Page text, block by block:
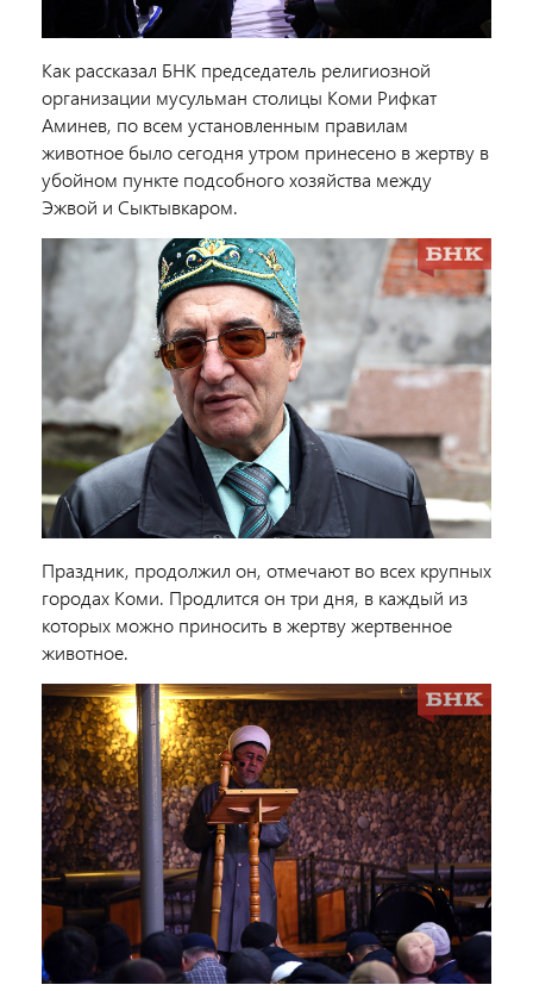
Как рассказал БНК председатель религиозной
организации мусульман столицы Коми Рифкат
Аминев, по всем установленным правилам
животное было сегодня утром принесено в жертву в
убойном пункте подсобного хозяйства между
Эжвой и Сыктывкаром.
Праздник, продолжил он, отмечают во всех крупных
городах Коми. Продлится он три дня, в каждый из
которых можно приносить в жертву жертвенное
животное.